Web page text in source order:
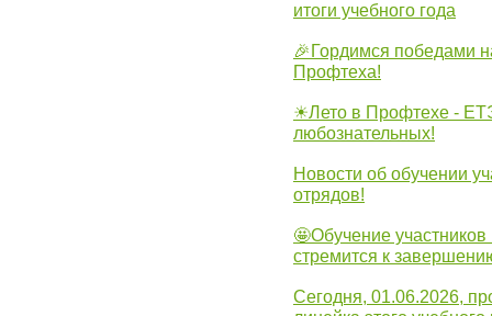
итоги учебного года
🎉Гордимся победами
Профтеха!
☀Лето в Профтехе -
любознательных!
Новости об обучении
отрядов!
🤩Обучение участников
стремится к
Сегодня, 01.06.2026,